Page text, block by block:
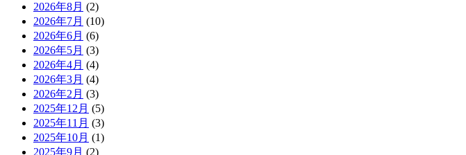
2026年8月 (2)
2026年7月 (10)
2026年6月 (6)
2026年5月 (3)
2026年4月 (4)
2026年3月 (4)
2026年2月 (3)
2025年12月 (5)
2025年11月 (3)
2025年10月 (1)
2025年9月 (2)